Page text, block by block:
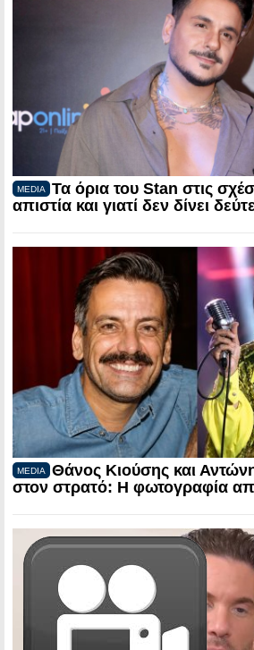
MEDIA
Τα όρια του Stan στις
απιστία και γιατί δεν δίνει
MEDIA
Θάνος Κιούσης και
στον στρατό: Η φωτογραφία